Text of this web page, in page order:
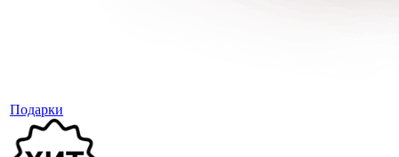
Подарки